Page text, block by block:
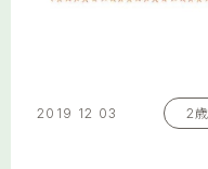
2019 12 03 2